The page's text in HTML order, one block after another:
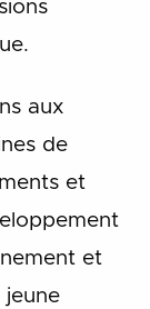
aux
de
et
et
jeune